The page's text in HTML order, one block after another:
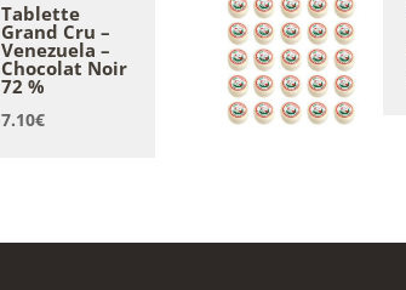
Tablette
Grand Cru –
Venezuela –
Chocolat Noir
72 %
7.10€